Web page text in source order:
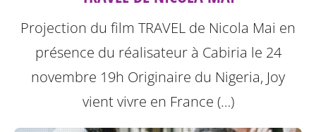
Projection du film TRAVEL de Nicola Mai en
présence du réalisateur à Cabiria le 24
novembre 19h Originaire du Nigeria, Joy
vient vivre en France (…)